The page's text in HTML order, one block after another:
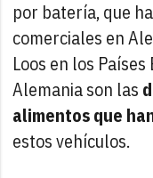
por batería, que
comerciales en
Loos en los
Alemania son las
alimentos que
estos vehículos.